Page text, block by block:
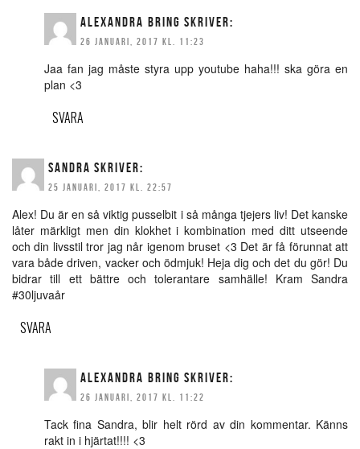
ALEXANDRA BRING SKRIVER:
26 JANUARI, 2017 KL. 11:23
Jaa fan jag måste styra upp youtube haha!!! ska göra en
plan <3
SVARA
SANDRA SKRIVER:
25 JANUARI, 2017 KL. 22:57
Alex! Du är en så viktig pusselbit i så många tjejers liv! Det kanske
låter märkligt men din klokhet i kombination med ditt utseende
och din livsstil tror jag når igenom bruset <3 Det är få förunnat att
vara både driven, vacker och ödmjuk! Heja dig och det du gör! Du
bidrar till ett bättre och tolerantare samhälle! Kram Sandra
#30ljuvaår
SVARA
ALEXANDRA BRING SKRIVER:
26 JANUARI, 2017 KL. 11:22
Tack fina Sandra, blir helt rörd av din kommentar. Känns
rakt in i hjärtat!!!! <3